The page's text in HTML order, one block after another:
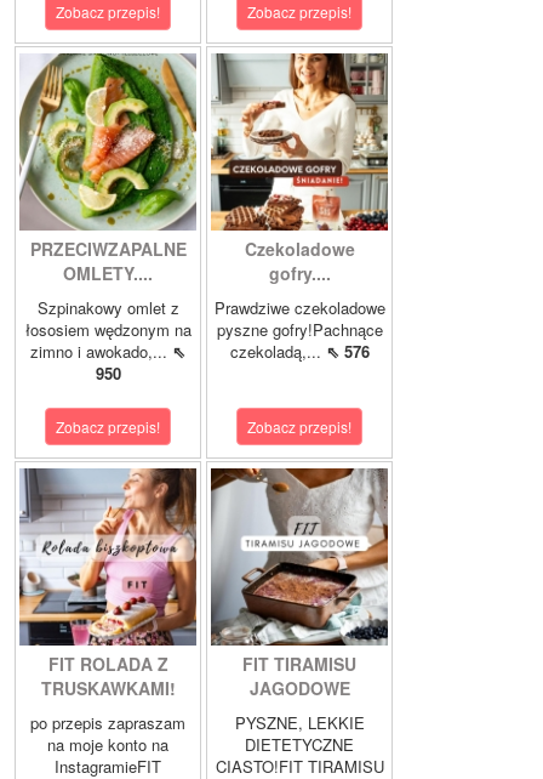
Zobacz przepis! Zobacz przepis!
PRZECIWZAPALNE
OMLETY....
Szpinakowy omlet z
łososiem wędzonym na
zimno i awokado,... ⇖
950
Zobacz przepis!
Czekoladowe
gofry....
Prawdziwe czekoladowe
pyszne gofry!Pachnące
czekoladą,... ⇖ 576
Zobacz przepis!
FIT ROLADA Z
TRUSKAWKAMI!
po przepis zapraszam
na moje konto na
InstagramieFIT
FIT TIRAMISU
JAGODOWE
PYSZNE, LEKKIE
DIETETYCZNE
CIASTO!FIT TIRAMISU